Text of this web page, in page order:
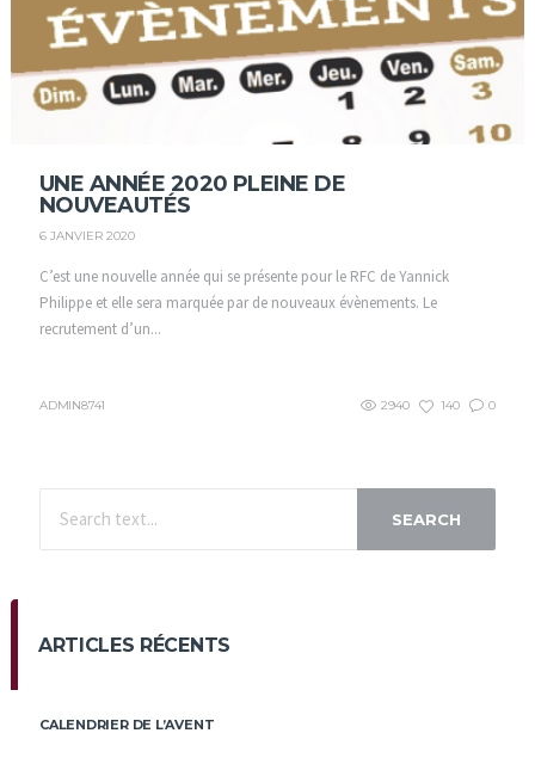
UNE ANNÉE 2020 PLEINE DE
NOUVEAUTÉS
6 JANVIER 2020
C’est une nouvelle année qui se présente pour le RFC de Yannick
Philippe et elle sera marquée par de nouveaux évènements. Le
recrutement d’un...
ADMIN8741 2940 140 0
SEARCH
ARTICLES RÉCENTS
CALENDRIER DE L’AVENT